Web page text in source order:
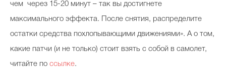
чем через 15-20 минут – так вы достигнете
максимального эффекта. После снятия, распределите
остатки средства похлопывающими движениями». А о том,
какие патчи (и не только) стоит взять с собой в самолет,
читайте по ссылке.